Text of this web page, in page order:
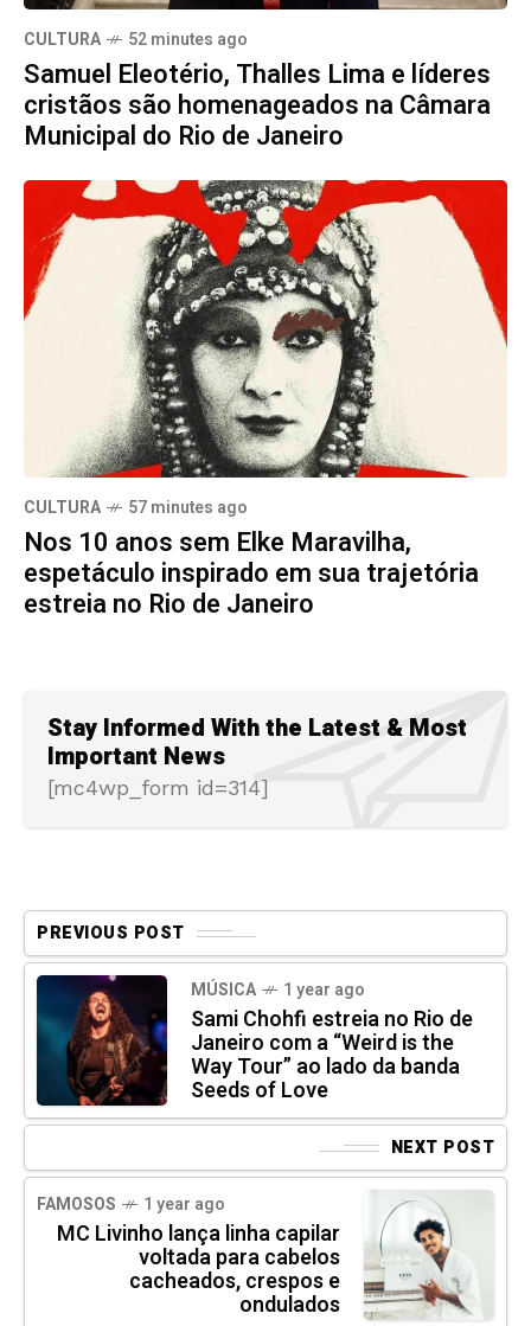
CULTURA 52 minutes ago
Samuel Eleotério, Thalles Lima e líderes
cristãos são homenageados na Câmara
Municipal do Rio de Janeiro
CULTURA 57 minutes ago
Nos 10 anos sem Elke Maravilha,
espetáculo inspirado em sua trajetória
estreia no Rio de Janeiro
Stay Informed With the Latest & Most
Important News
[mc4wp_form id=314]
PREVIOUS POST
MÚSICA 1 year ago
Sami Chohfi estreia no Rio de
Janeiro com a “Weird is the
Way Tour” ao lado da banda
Seeds of Love
NEXT POST
FAMOSOS 1 year ago
MC Livinho lança linha capilar
voltada para cabelos
cacheados, crespos e
ondulados